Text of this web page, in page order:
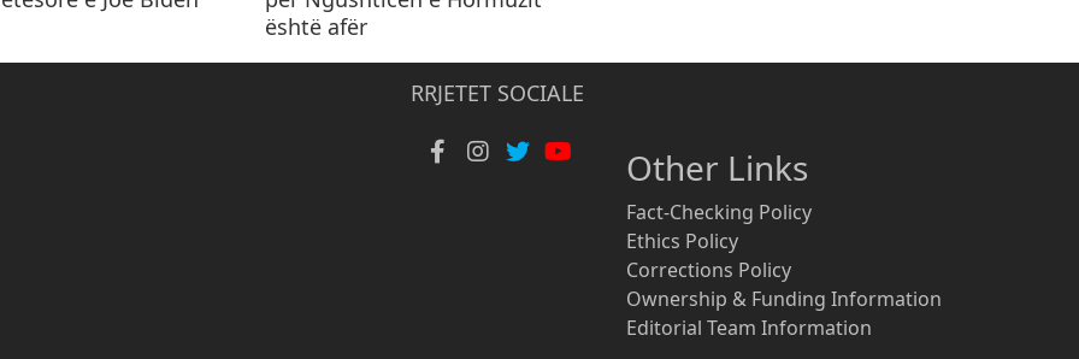
është afër
RRJETET SOCIALE
Other Links
Fact-Checking Policy
Ethics Policy
Corrections Policy
Ownership & Funding Information
Editorial Team Information